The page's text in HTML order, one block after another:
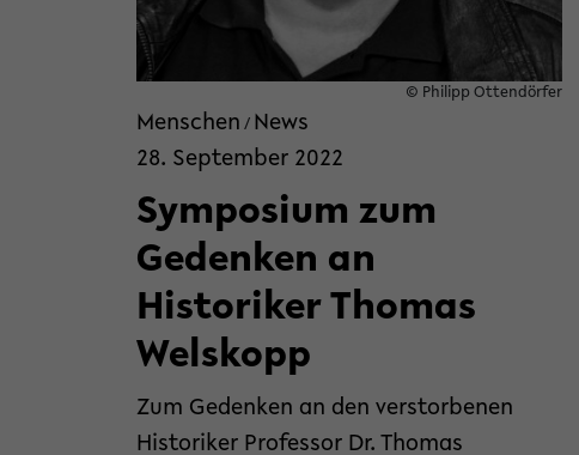
© Philipp Ottendörfer
Menschen / News
28. September 2022
Symposium zum
Gedenken an
Historiker Thomas
Welskopp
Zum Gedenken an den verstorbenen
Historiker Professor Dr. Thomas